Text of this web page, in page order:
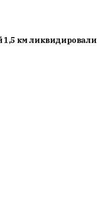
1,5 км ликвидировали